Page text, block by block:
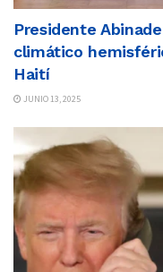
Presidente
climático
Haití
JUNIO 13, 2025